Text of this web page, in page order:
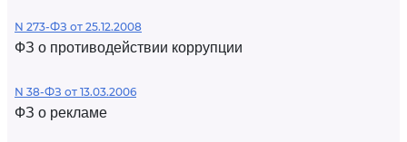
N 273-ФЗ от 25.12.2008
ФЗ о противодействии коррупции
N 38-ФЗ от 13.03.2006
ФЗ о рекламе